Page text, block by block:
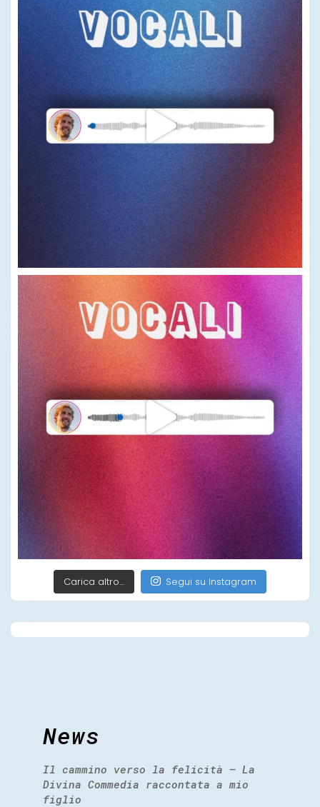
Carica altro… Segui su Instagram
News
Il cammino verso la felicità – La
Divina Commedia raccontata a mio
figlio